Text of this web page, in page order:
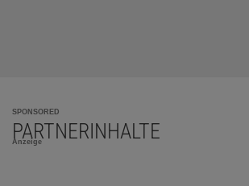
SPONSORED
PARTNERINHALTE
Anzeige